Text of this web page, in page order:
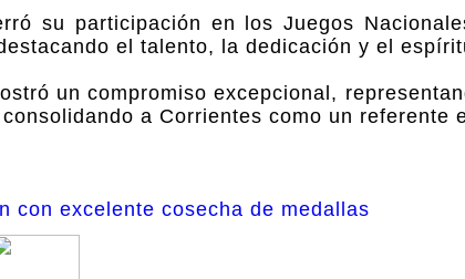
su participación en los Juegos
el talento, la dedicación y el
un compromiso excepcional,
a Corrientes como un referente
con excelente cosecha de medallas